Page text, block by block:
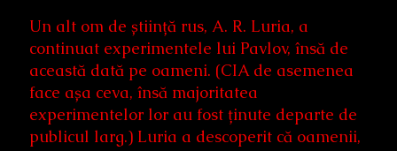
Un alt om de știință rus, A. R. Luria, a
continuat experimentele lui Pavlov, însă de
această dată pe oameni. (CIA de asemenea
face așa ceva, însă majoritatea
experimentelor lor au fost ținute departe de
publicul larg.) Luria a descoperit că oamenii,